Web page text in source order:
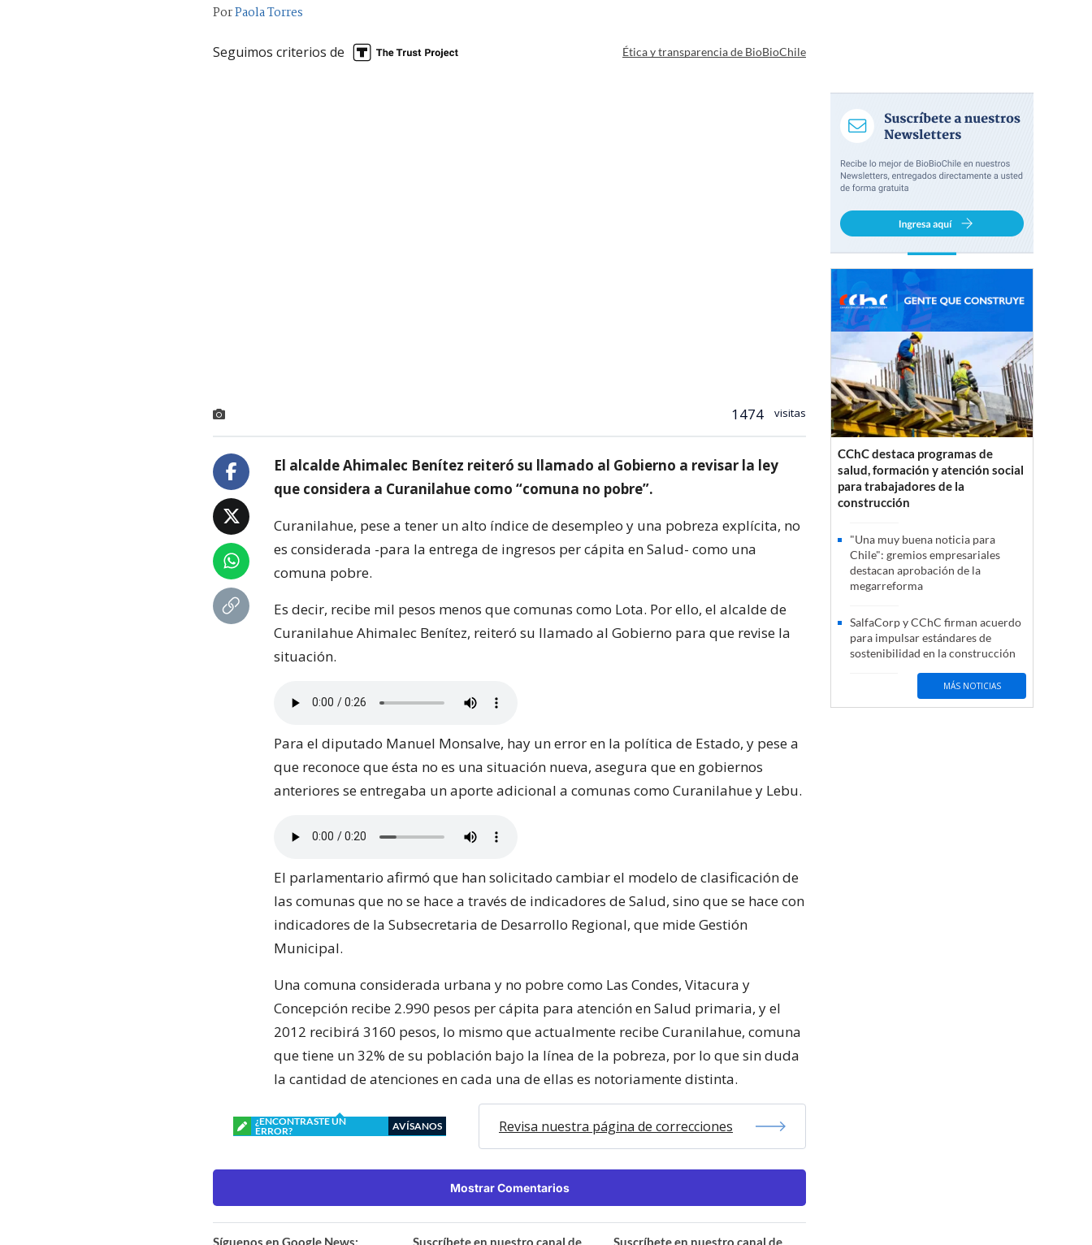
PorPaola Torres
Seguimos criterios de Ética y transparencia de BioBioChile
1474 visitas
El alcalde Ahimalec Benítez reiteró su llamado al Gobierno a revisar la ley
que considera a Curanilahue como “comuna no pobre”.
Curanilahue, pese a tener un alto índice de desempleo y una pobreza explícita, no
es considerada -para la entrega de ingresos per cápita en Salud- como una
comuna pobre.
Es decir, recibe mil pesos menos que comunas como Lota. Por ello, el alcalde de
Curanilahue Ahimalec Benítez, reiteró su llamado al Gobierno para que revise la
situación.
Para el diputado Manuel Monsalve, hay un error en la política de Estado, y pese a
que reconoce que ésta no es una situación nueva, asegura que en gobiernos
anteriores se entregaba un aporte adicional a comunas como Curanilahue y Lebu.
El parlamentario afirmó que han solicitado cambiar el modelo de clasificación de
las comunas que no se hace a través de indicadores de Salud, sino que se hace con
indicadores de la Subsecretaria de Desarrollo Regional, que mide Gestión
Municipal.
Una comuna considerada urbana y no pobre como Las Condes, Vitacura y
Concepción recibe 2.990 pesos per cápita para atención en Salud primaria, y el
2012 recibirá 3160 pesos, lo mismo que actualmente recibe Curanilahue, comuna
que tiene un 32% de su población bajo la línea de la pobreza, por lo que sin duda
la cantidad de atenciones en cada una de ellas es notoriamente distinta.
¿ENCONTRASTE UN
ERROR?
AVÍSANOS Revisa nuestra página de correcciones
Mostrar Comentarios
Síguenos en Google News:
Suscríbete en nuestro canal de
Suscríbete en nuestro canal de
CChC destaca programas de
salud, formación y atención social
para trabajadores de la
construcción
"Una muy buena noticia para
Chile": gremios empresariales
destacan aprobación de la
megarreforma
SalfaCorp y CChC firman acuerdo
para impulsar estándares de
sostenibilidad en la construcción
MÁS NOTICIAS